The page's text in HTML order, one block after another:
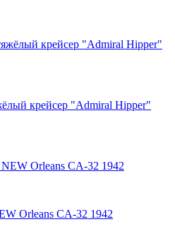
крейсер "Admiral Hipper"
Orleans CA-32 1942